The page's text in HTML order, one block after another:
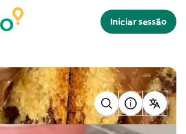
Iniciar sessão